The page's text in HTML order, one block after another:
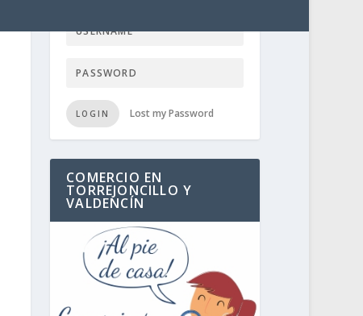
LOGIN Lost my Password
COMERCIO EN
TORREJONCILLO Y
VALDENCÍN